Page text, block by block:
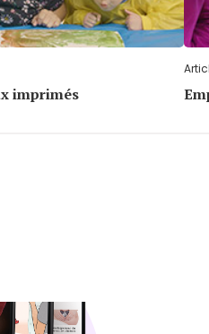
imprimés